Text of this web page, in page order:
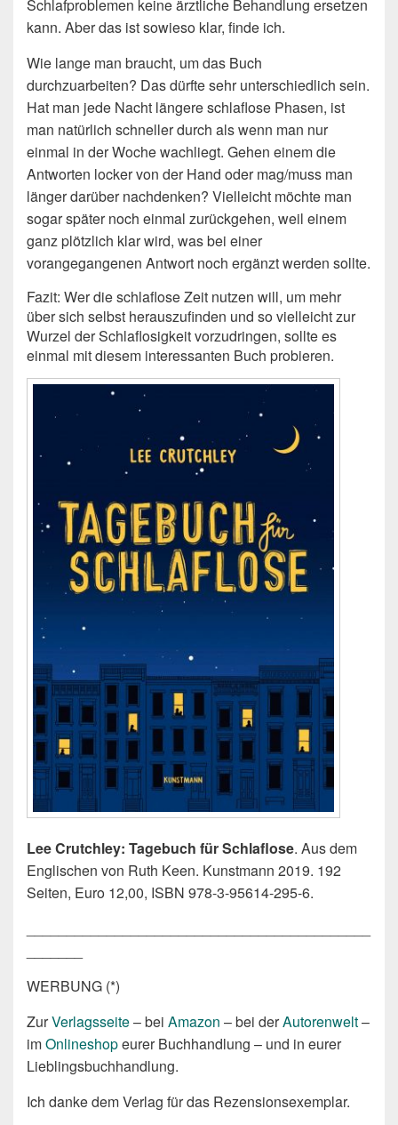
Schlafproblemen keine ärztliche Behandlung ersetzen
kann. Aber das ist sowieso klar, finde ich.
Wie lange man braucht, um das Buch
durchzuarbeiten? Das dürfte sehr unterschiedlich sein.
Hat man jede Nacht längere schlaflose Phasen, ist
man natürlich schneller durch als wenn man nur
einmal in der Woche wachliegt. Gehen einem die
Antworten locker von der Hand oder mag/muss man
länger darüber nachdenken? Vielleicht möchte man
sogar später noch einmal zurückgehen, weil einem
ganz plötzlich klar wird, was bei einer
vorangegangenen Antwort noch ergänzt werden sollte.
Fazit: Wer die schlaflose Zeit nutzen will, um mehr
über sich selbst herauszufinden und so vielleicht zur
Wurzel der Schlaflosigkeit vorzudringen, sollte es
einmal mit diesem interessanten Buch probieren.
Lee Crutchley: Tagebuch für Schlaflose. Aus dem
Englischen von Ruth Keen. Kunstmann 2019. 192
Seiten, Euro 12,00, ISBN 978-3-95614-295-6.
WERBUNG (*)
ZurVerlagsseite– bei Amazon – bei derAutorenwelt–
imOnlineshopeurer Buchhandlung – und in eurer
Lieblingsbuchhandlung.
Ich danke dem Verlag für das Rezensionsexemplar.